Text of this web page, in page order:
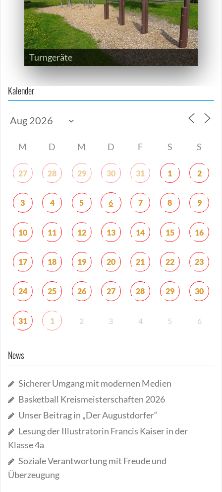
Turngeräte
Kalender
M D M D F S S
27 28 29 30 31 1 2
3 4 5 6 7 8 9
10 11 12 13 14 15 16
17 18 19 20 21 22 23
24 25 26 27 28 29 30
31 1 2 3 4 5 6
News
Sicherer Umgang mit modernen Medien
Basketball Kreismeisterschaften 2026
Unser Beitrag in „Der Augustdorfer“
Lesung der Illustratorin Francis Kaiser in der
Klasse 4a
Soziale Verantwortung mit Freude und
Überzeugung